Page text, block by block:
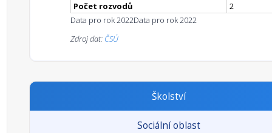
Počet rozvodů
2
Data pro rok 2022Data pro rok 2022
Zdroj dat: ČSÚ
Školství
Sociální oblast